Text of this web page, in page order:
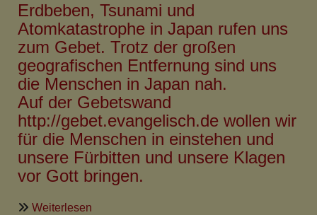
März
Erdbeben, Tsunami und
Atomkatastrophe in Japan rufen uns
zum Gebet. Trotz der großen
geografischen Entfernung sind uns
die Menschen in Japan nah.
Auf der Gebetswand
http://gebet.evangelisch.de wollen wir
für die Menschen in einstehen und
unsere Fürbitten und unsere Klagen
vor Gott bringen.
Weiterlesen